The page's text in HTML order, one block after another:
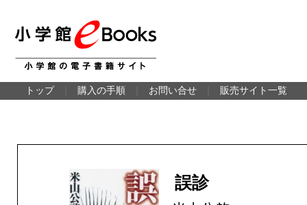
トップ 購入の手順 お問い合せ 販売サイト一覧
誤診